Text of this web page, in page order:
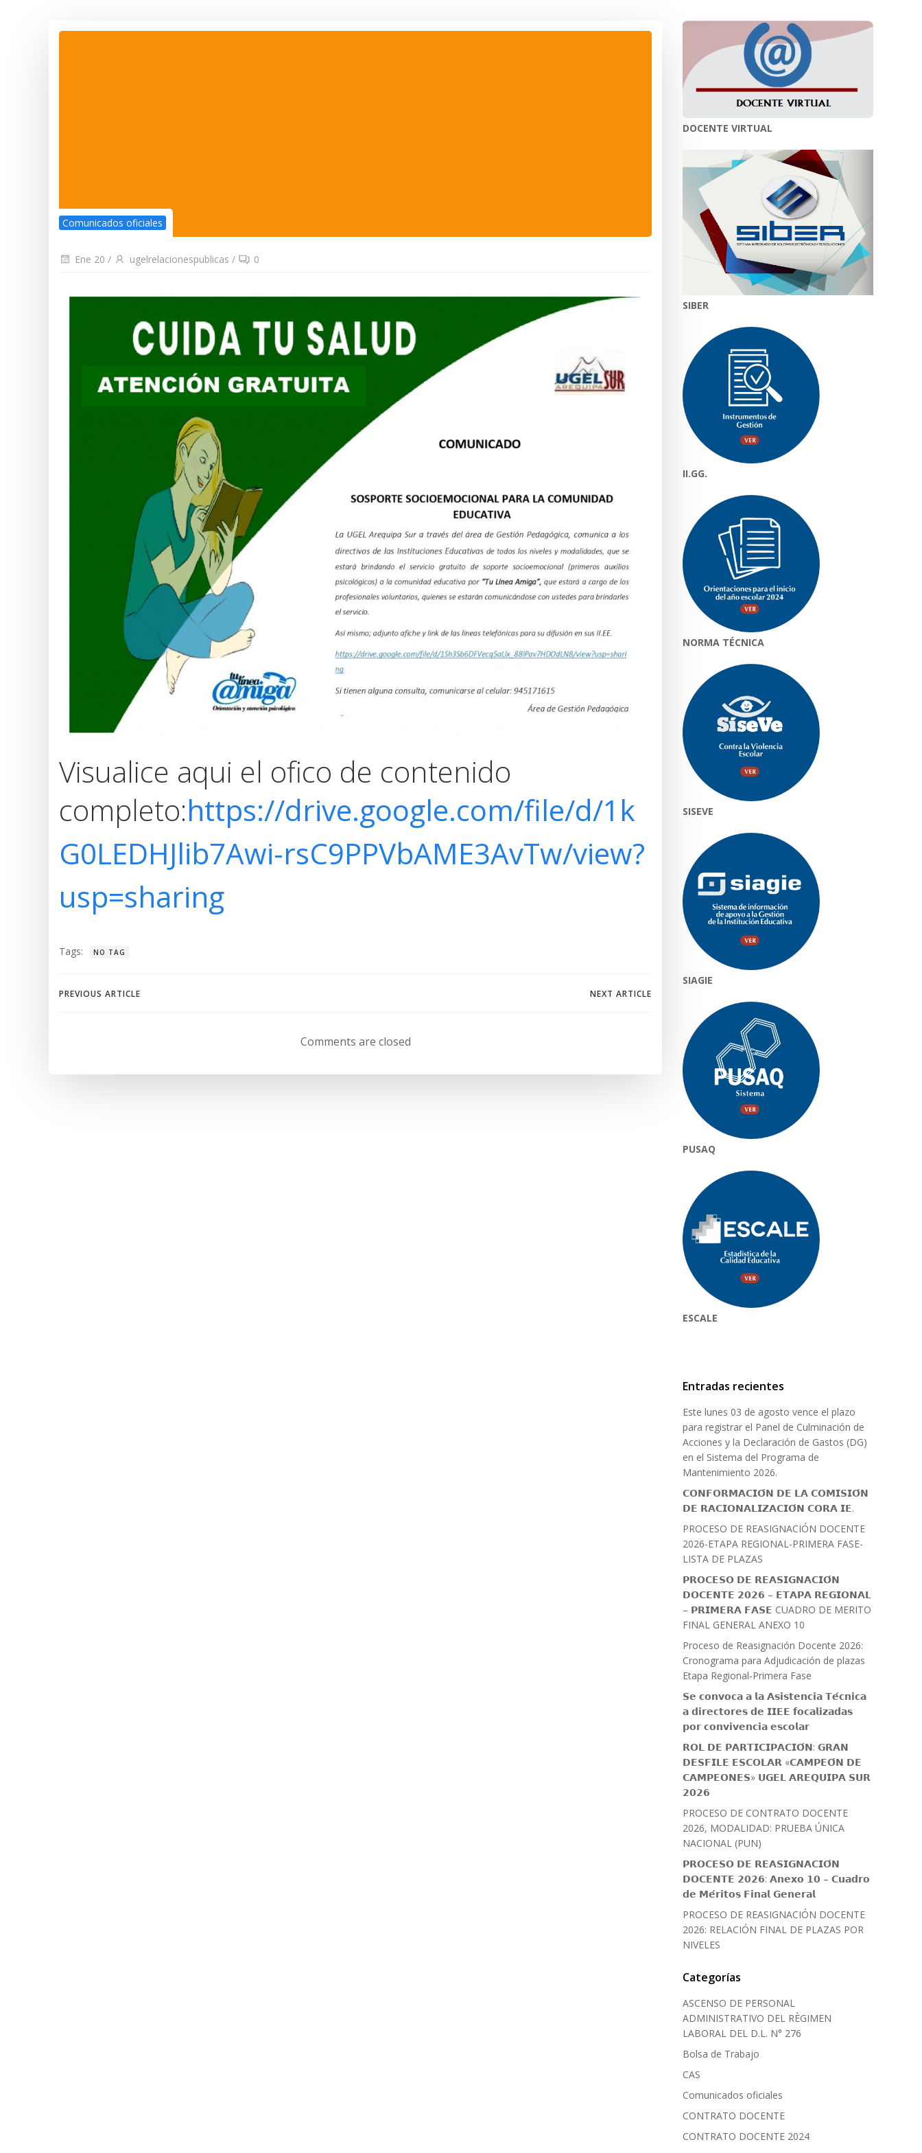
Comunicados oficiales
Ene 20 / ugelrelacionespublicas / 0
Visualice aqui el ofico de contenido
completo:https://drive.google.com/file/d/1k
G0LEDHJlib7Awi-rsC9PPVbAME3AvTw/view?
usp=sharing
Tags: NO TAG
Navegación
entradas
PREVIOUS ARTICLE
de
entradas
NEXT ARTICLE
Comments are closed
DOCENTE VIRTUAL
SIBER
II.GG.
NORMA TÉCNICA
SISEVE
SIAGIE
PUSAQ
ESCALE
Entradas recientes
Este lunes 03 de agosto vence el plazo
para registrar el Panel de Culminación de
Acciones y la Declaración de Gastos (DG)
en el Sistema del Programa de
Mantenimiento 2026.
𝗖𝗢𝗡𝗙𝗢𝗥𝗠𝗔𝗖𝗜𝗢́𝗡 𝗗𝗘 𝗟𝗔 𝗖𝗢𝗠𝗜𝗦𝗜𝗢́𝗡
𝗗𝗘 𝗥𝗔𝗖𝗜𝗢𝗡𝗔𝗟𝗜𝗭𝗔𝗖𝗜𝗢́𝗡 𝗖𝗢𝗥𝗔 𝗜𝗘.
PROCESO DE REASIGNACIÓN DOCENTE
2026-ETAPA REGIONAL-PRIMERA FASE-
LISTA DE PLAZAS
𝗣𝗥𝗢𝗖𝗘𝗦𝗢 𝗗𝗘 𝗥𝗘𝗔𝗦𝗜𝗚𝗡𝗔𝗖𝗜𝗢́𝗡
𝗗𝗢𝗖𝗘𝗡𝗧𝗘 𝟮𝟬𝟮𝟲 – 𝗘𝗧𝗔𝗣𝗔 𝗥𝗘𝗚𝗜𝗢𝗡𝗔𝗟
– 𝗣𝗥𝗜𝗠𝗘𝗥𝗔 𝗙𝗔𝗦𝗘 CUADRO DE MERITO
FINAL GENERAL ANEXO 10
Proceso de Reasignación Docente 2026:
Cronograma para Adjudicación de plazas
Etapa Regional-Primera Fase
𝗦𝗲 𝗰𝗼𝗻𝘃𝗼𝗰𝗮 𝗮 𝗹𝗮 𝗔𝘀𝗶𝘀𝘁𝗲𝗻𝗰𝗶𝗮 𝗧𝗲́𝗰𝗻𝗶𝗰𝗮
𝗮 𝗱𝗶𝗿𝗲𝗰𝘁𝗼𝗿𝗲𝘀 𝗱𝗲 𝗜𝗜𝗘𝗘 𝗳𝗼𝗰𝗮𝗹𝗶𝘇𝗮𝗱𝗮𝘀
𝗽𝗼𝗿 𝗰𝗼𝗻𝘃𝗶𝘃𝗲𝗻𝗰𝗶𝗮 𝗲𝘀𝗰𝗼𝗹𝗮𝗿
𝗥𝗢𝗟 𝗗𝗘 𝗣𝗔𝗥𝗧𝗜𝗖𝗜𝗣𝗔𝗖𝗜𝗢́𝗡: 𝗚𝗥𝗔𝗡
𝗗𝗘𝗦𝗙𝗜𝗟𝗘 𝗘𝗦𝗖𝗢𝗟𝗔𝗥 «𝗖𝗔𝗠𝗣𝗘𝗢́𝗡 𝗗𝗘
𝗖𝗔𝗠𝗣𝗘𝗢𝗡𝗘𝗦» 𝗨𝗚𝗘𝗟 𝗔𝗥𝗘𝗤𝗨𝗜𝗣𝗔 𝗦𝗨𝗥
𝟮𝟬𝟮𝟲
PROCESO DE CONTRATO DOCENTE
2026, MODALIDAD: PRUEBA ÚNICA
NACIONAL (PUN)
𝗣𝗥𝗢𝗖𝗘𝗦𝗢 𝗗𝗘 𝗥𝗘𝗔𝗦𝗜𝗚𝗡𝗔𝗖𝗜𝗢́𝗡
𝗗𝗢𝗖𝗘𝗡𝗧𝗘 𝟮𝟬𝟮𝟲: 𝗔𝗻𝗲𝘅𝗼 𝟭𝟬 – 𝗖𝘂𝗮𝗱𝗿𝗼
𝗱𝗲 𝗠𝗲́𝗿𝗶𝘁𝗼𝘀 𝗙𝗶𝗻𝗮𝗹 𝗚𝗲𝗻𝗲𝗿𝗮𝗹
PROCESO DE REASIGNACIÓN DOCENTE
2026: RELACIÓN FINAL DE PLAZAS POR
NIVELES
Categorías
ASCENSO DE PERSONAL
ADMINISTRATIVO DEL RÈGIMEN
LABORAL DEL D.L. N° 276
Bolsa de Trabajo
CAS
Comunicados oficiales
CONTRATO DOCENTE
CONTRATO DOCENTE 2024